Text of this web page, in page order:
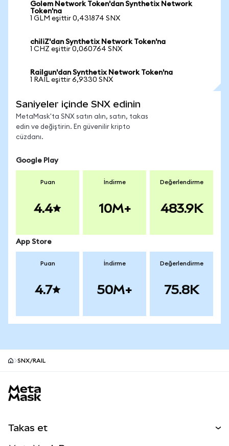
Golem Network Token'dan Synthetix Network
Token'na
1 GLM eşittir 0,431874 SNX
chiliZ'dan Synthetix Network Token'na
1 CHZ eşittir 0,060764 SNX
Railgun'dan Synthetix Network Token'na
1 RAIL eşittir 6,9330 SNX
Saniyeler içinde SNX edinin
MetaMask'ta SNX satın alın, satın, takas
edin ve değiştirin. En güvenilir kripto
cüzdanı.
Google Play
Puan
4.4
İndirme
10M+
Değerlendirme
483.9K
App Store
Puan
4.7
İndirme
50M+
Değerlendirme
75.8K
SNX/RAIL
Takas et